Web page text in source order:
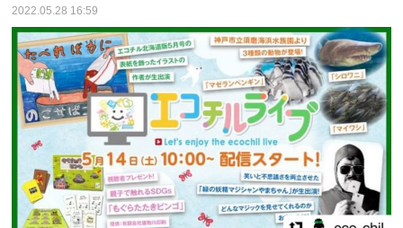
2022.05.28 16:59